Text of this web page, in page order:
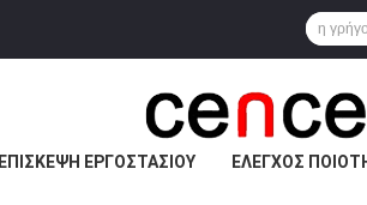
ΕΠΙΣΚΕΨΉ ΕΡΓΟΣΤΑΣΊΟΥ ΈΛΕΓΧΟΣ